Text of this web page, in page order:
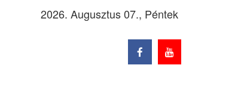
2026. Augusztus 07., Péntek